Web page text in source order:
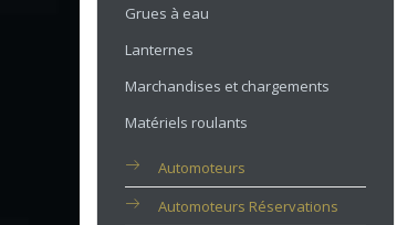
Grues à eau
Lanternes
Marchandises et chargements
Matériels roulants
Automoteurs
Automoteurs Réservations